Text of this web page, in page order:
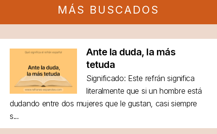
MÁS BUSCADOS
Ante la duda, la más
tetuda
Significado: Este refrán significa
literalmente que si un hombre está
dudando entre dos mujeres que le gustan, casi siempre
s...